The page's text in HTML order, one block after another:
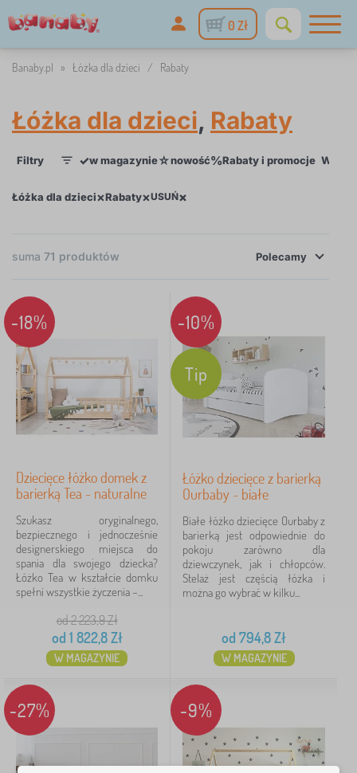
0 Zł
Banaby.pl » Łóżka dla dzieci / Rabaty
Łóżka dla dzieci, Rabaty
Filtry ✓w magazynie☆nowość%Rabaty i promocje
FILTRY
Wymiar łóżka
160x80 cm
14
180x80 cm
10
140x70 cm
6
200x120 cm
5
więcej
Dodatkowe cechy łóżka
z barierką
17
Łóżka dla dzieci×Rabaty×USUŃ×
suma 71 produktów
-18%
Dziecięce łóżko domek z
barierką Tea - naturalne
Szukasz oryginalnego,
bezpiecznego i jednocześnie
designerskiego miejsca do
spania dla swojego dziecka?
Łóżko Tea w kształcie domku
spełni wszystkie życzenia –...
od 2 223,9Zł
od 1 822,8Zł
W MAGAZYNIE
-10%
Tip
Łóżko dziecięce z barierką
Ourbaby - białe
Białe łóżko dziecięce Ourbaby z
barierką jest odpowiednie do
pokoju zarówno dla
dziewczynek, jak i chłopców.
Stelaż jest częścią łóżka i
można go wybrać w kilku...
od 794,8Zł
W MAGAZYNIE
-27% -9%